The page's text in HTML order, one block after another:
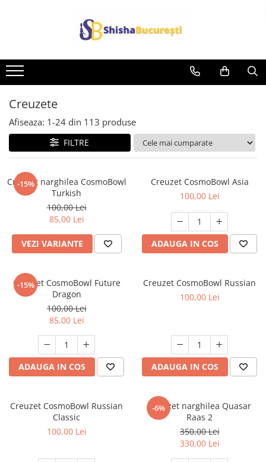
Creuzete
Afiseaza: 1-24 din 113 produse
FILTRE
-15%
Creuzet narghilea CosmoBowl
Turkish
100,00 Lei
85,00 Lei
VEZI VARIANTE
Creuzet CosmoBowl Asia
100,00 Lei
ADAUGA IN COS
-15%
Creuzet CosmoBowl Future
Dragon
100,00 Lei
85,00 Lei
ADAUGA IN COS
Creuzet CosmoBowl Russian
100,00 Lei
ADAUGA IN COS
Creuzet CosmoBowl Russian
Classic
100,00 Lei
-6%
Creuzet narghilea Quasar
Raas 2
350,00 Lei
330,00 Lei